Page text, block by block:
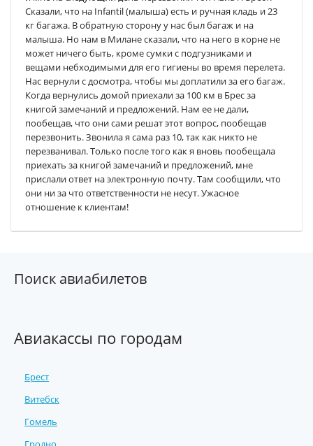
Сказали, что на Infantil (малыша) есть и ручная кладь и 23
кг багажа. В обратную сторону у нас был багаж и на
малыша. Но нам в Милане сказали, что на него в корне не
может ничего быть, кроме сумки с подгузниками и
вещами небходимыми для его гигиены во время перелета.
Нас вернули с досмотра, чтобы мы доплатили за его багаж.
Когда вернулись домой приехали за 100 км в Брес за
книгой замечаний и предложений. Нам ее не дали,
пообещав, что они сами решат этот вопрос, пообещав
перезвонить. Звонила я сама раз 10, так как никто не
перезванивал. Только после того как я вновь пообещала
приехать за книгой замечаний и предложений, мне
прислали ответ на электронную почту. Там сообщили, что
они ни за что ответственности не несут. Ужасное
отношение к клиентам!
Поиск авиабилетов
Авиакассы по городам
Брест
Витебск
Гомель